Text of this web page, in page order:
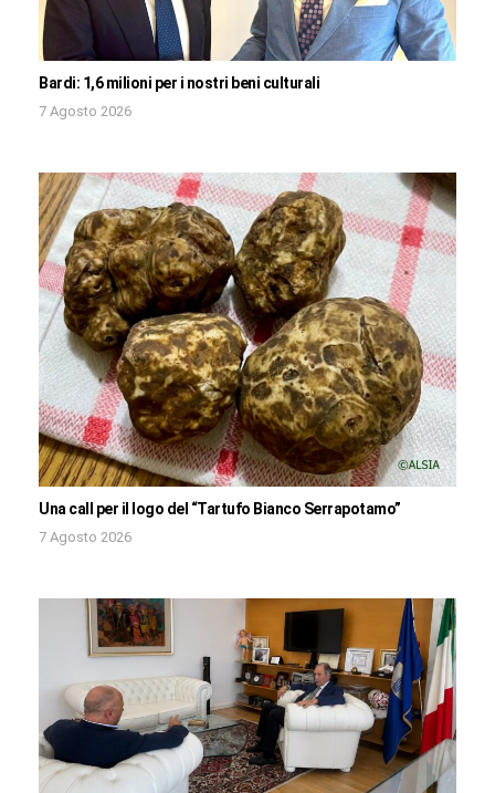
Bardi: 1,6 milioni per i nostri beni culturali
7 Agosto 2026
Una call per il logo del “Tartufo Bianco Serrapotamo”
7 Agosto 2026